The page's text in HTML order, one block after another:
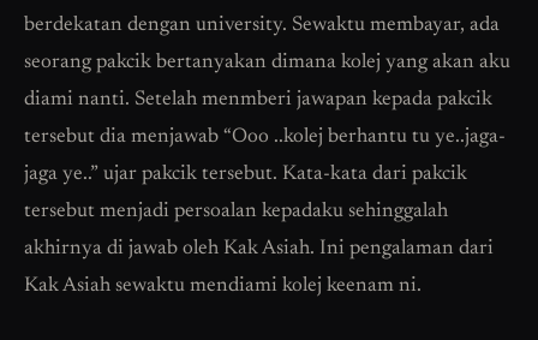
berdekatan dengan university. Sewaktu membayar, ada
seorang pakcik bertanyakan dimana kolej yang akan aku
diami nanti. Setelah menmberi jawapan kepada pakcik
tersebut dia menjawab “Ooo ..kolej berhantu tu ye..jaga-
jaga ye..” ujar pakcik tersebut. Kata-kata dari pakcik
tersebut menjadi persoalan kepadaku sehinggalah
akhirnya di jawab oleh Kak Asiah. Ini pengalaman dari
Kak Asiah sewaktu mendiami kolej keenam ni.